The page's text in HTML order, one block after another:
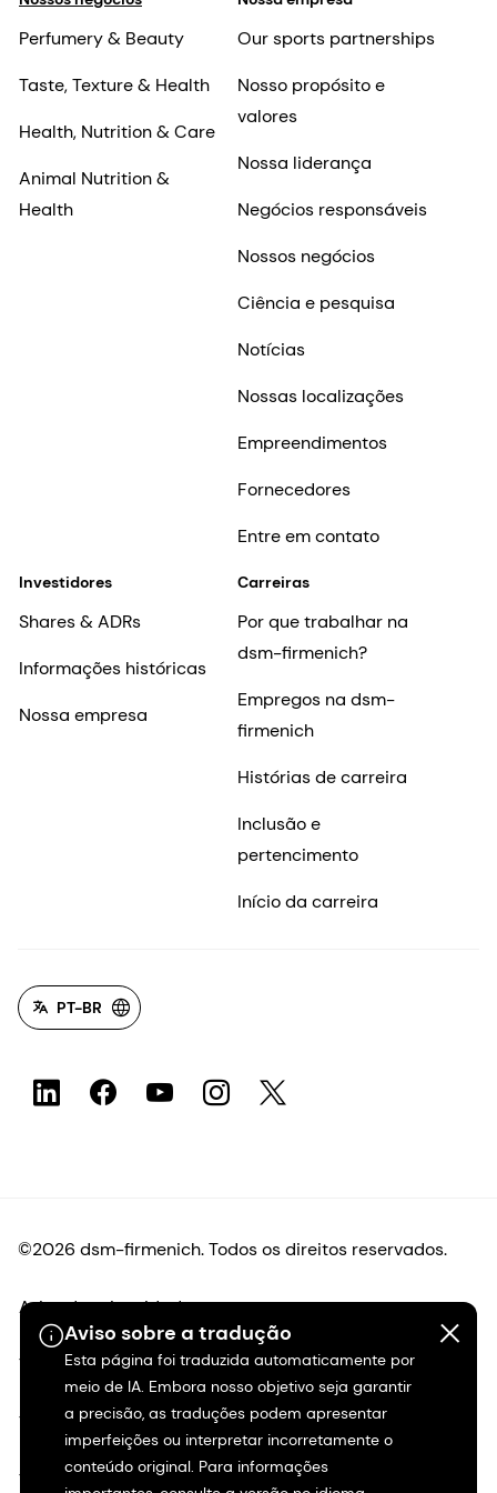
Aviso sobre a tradução
Esta página foi traduzida automaticamente por
meio de IA. Embora nosso objetivo seja garantir
a precisão, as traduções podem apresentar
imperfeições ou interpretar incorretamente o
conteúdo original. Para informações
Perfumery & Beauty
Taste, Texture & Health
Health, Nutrition & Care
Animal Nutrition &
Health
Our sports partnerships
Nosso propósito e
valores
Nossa liderança
Negócios responsáveis
Nossos negócios
Ciência e pesquisa
Notícias
Nossas localizações
Empreendimentos
Fornecedores
Entre em contato
Investidores
Shares & ADRs
Informações históricas
Nossa empresa
Carreiras
Por que trabalhar na
dsm-firmenich?
Empregos na dsm-
firmenich
Histórias de carreira
Inclusão e
pertencimento
Início da carreira
PT-BR
©2026 dsm-firmenich. Todos os direitos reservados.
Aviso de privacidade
Termos de uso
Termos e condições
Transparência na Califórnia